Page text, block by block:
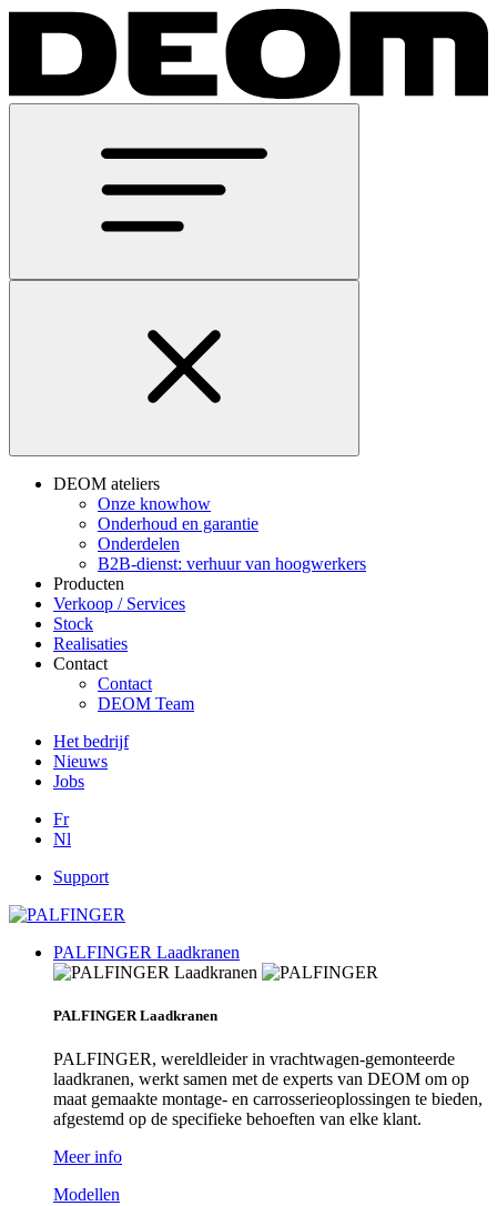
DEOM ateliers
Onze knowhow
Onderhoud en garantie
Onderdelen
B2B-dienst: verhuur van hoogwerkers
Producten
Verkoop / Services
Stock
Realisaties
Contact
Contact
DEOM Team
Het bedrijf
Nieuws
Jobs
Fr
Nl
Support
PALFINGER Laadkranen
PALFINGER Laadkranen
PALFINGER, wereldleider in vrachtwagen-gemonteerde
laadkranen, werkt samen met de experts van DEOM om op
maat gemaakte montage- en carrosserieoplossingen te bieden,
afgestemd op de specifieke behoeften van elke klant.
Meer info
Modellen